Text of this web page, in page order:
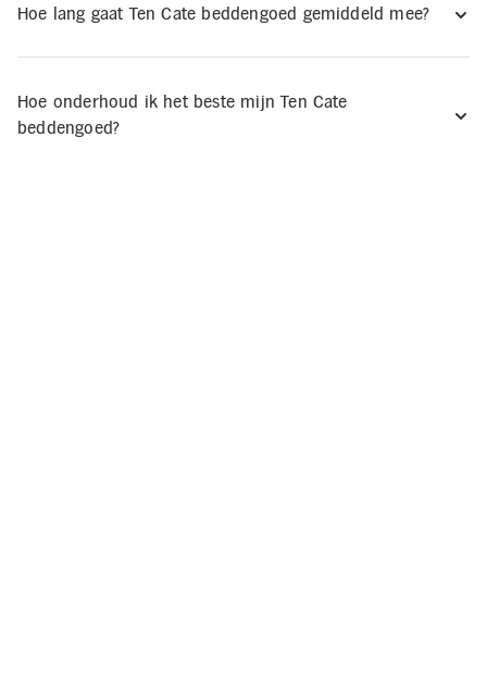
Hoe lang gaat Ten Cate beddengoed gemiddeld mee?
Hoe onderhoud ik het beste mijn Ten Cate
beddengoed?